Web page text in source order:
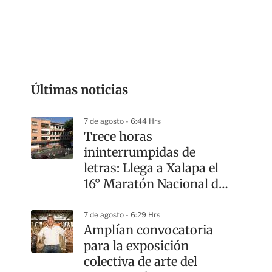
Últimas noticias
7 de agosto - 6:44 Hrs
Trece horas
ininterrumpidas de
letras: Llega a Xalapa el
16° Maratón Nacional de
7 de agosto - 6:29 Hrs
Amplían convocatoria
para la exposición
colectiva de arte del